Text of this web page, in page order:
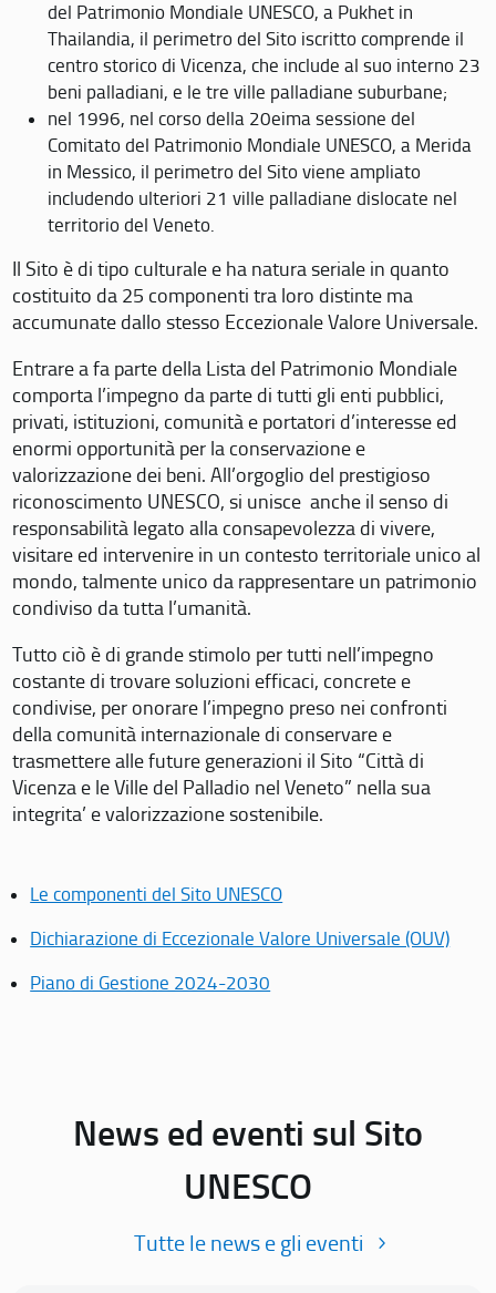
del Patrimonio Mondiale UNESCO, a Pukhet in
Thailandia, il perimetro del Sito iscritto comprende il
centro storico di Vicenza, che include al suo interno 23
beni palladiani, e le tre ville palladiane suburbane;
nel 1996, nel corso della 20eima sessione del
Comitato del Patrimonio Mondiale UNESCO, a Merida
in Messico, il perimetro del Sito viene ampliato
includendo ulteriori 21 ville palladiane dislocate nel
territorio del Veneto.
Il Sito è di tipo culturale e ha natura seriale in quanto
costituito da 25 componenti tra loro distinte ma
accumunate dallo stesso Eccezionale Valore Universale.
Entrare a fa parte della Lista del Patrimonio Mondiale
comporta l’impegno da parte di tutti gli enti pubblici,
privati, istituzioni, comunità e portatori d’interesse ed
enormi opportunità per la conservazione e
valorizzazione dei beni. All’orgoglio del prestigioso
riconoscimento UNESCO, si unisce anche il senso di
responsabilità legato alla consapevolezza di vivere,
visitare ed intervenire in un contesto territoriale unico al
mondo, talmente unico da rappresentare un patrimonio
condiviso da tutta l’umanità.
Tutto ciò è di grande stimolo per tutti nell’impegno
costante di trovare soluzioni efficaci, concrete e
condivise, per onorare l’impegno preso nei confronti
della comunità internazionale di conservare e
trasmettere alle future generazioni il Sito “Città di
Vicenza e le Ville del Palladio nel Veneto” nella sua
integrita’ e valorizzazione sostenibile.
Le componenti del Sito UNESCO
Dichiarazione di Eccezionale Valore Universale (OUV)
Piano di Gestione 2024-2030
News ed eventi sul Sito
UNESCO
Tutte le news e gli eventi